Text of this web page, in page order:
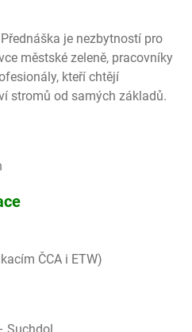
Přednáška je nezbytností pro
městské zeleně, pracovníky
kteří chtějí
stromů od samých základů.
ČCA i ETW)